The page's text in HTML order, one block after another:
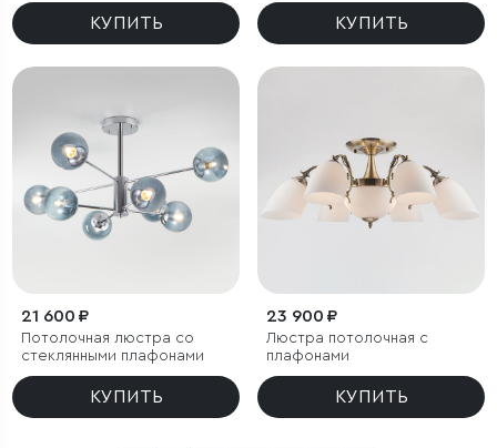
КУПИТЬ КУПИТЬ
21 600 ₽
Потолочная люстра со
стеклянными плафонами
КУПИТЬ
23 900 ₽
Люстра потолочная с
плафонами
КУПИТЬ